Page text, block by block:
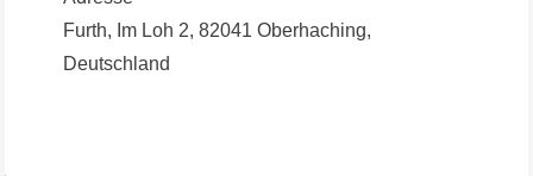
Furth, Im Loh 2, 82041 Oberhaching,
Deutschland